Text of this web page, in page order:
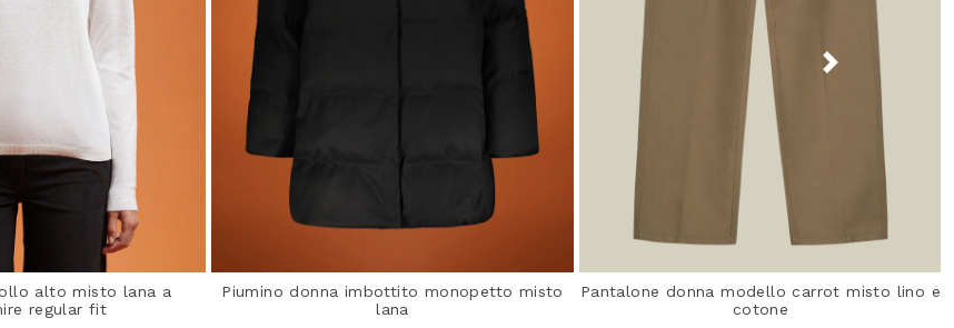
alto misto lana a
regular fit
Piumino donna imbottito monopetto misto
lana
Pantalone donna modello carrot misto lino e
cotone